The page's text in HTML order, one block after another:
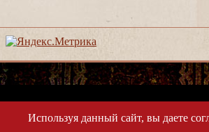
Используя данный сайт, вы даете